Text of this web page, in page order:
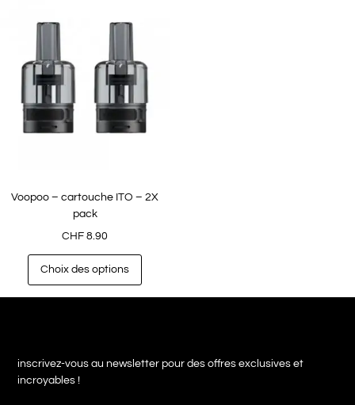
Voopoo – cartouche ITO – 2X
pack
CHF 8.90
Choix des options
inscrivez-vous au newsletter pour des offres exclusives et
incroyables !